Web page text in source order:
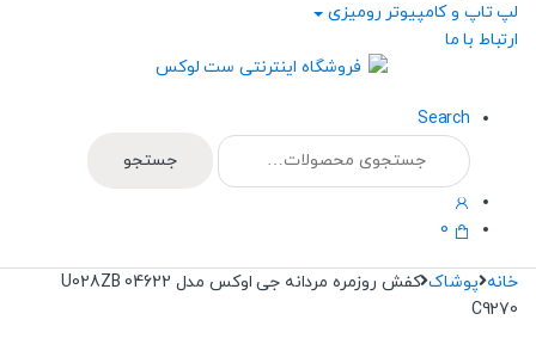
لپ تاپ و کامپیوتر رومیزی
ارتباط با ما
Search
جستجو
برای:
جستجو
0
خانه پوشاک
کفش روزمره مردانه جی اوکس مدل U028ZB 04622
C9270